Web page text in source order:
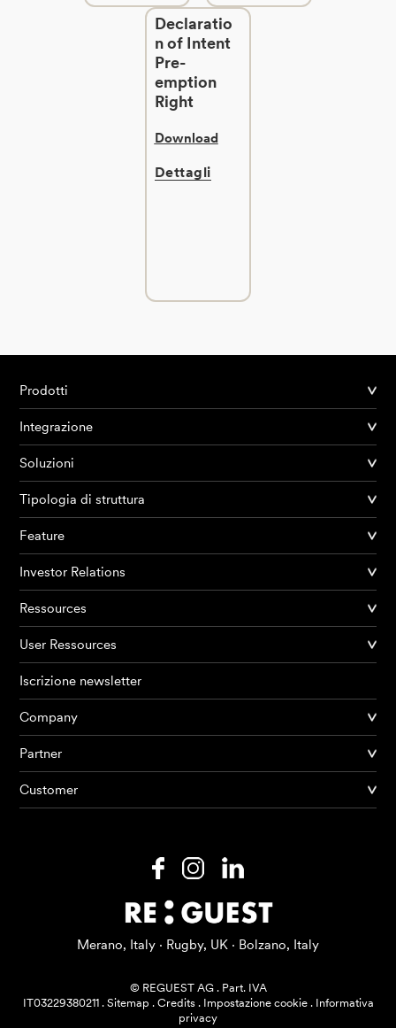
Prodotti
AI Agents
Risorse
Declaratio
n of Intent
Pre-
emption
Right
Download
Dettagli
Prodotti
Integrazione
Soluzioni
Tipologia di struttura
Feature
Investor Relations
Ressources
User Ressources
Iscrizione newsletter
Company
Partner
Customer
Merano, Italy · Rugby, UK · Bolzano, Italy
© REGUEST AG. Part. IVA
IT03229380211. Sitemap . Credits. Impostazione cookie. Informativa
privacy